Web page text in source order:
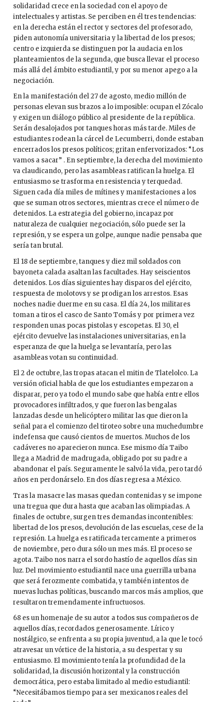
solidaridad crece en la sociedad con el apoyo de
intelectuales y artistas. Se perciben en él tres tendencias:
en la derecha están el rector y sectores del profesorado,
piden autonomía universitaria y la libertad de los presos;
centro e izquierda se distinguen por la audacia en los
planteamientos de la segunda, que busca llevar el proceso
más allá del ámbito estudiantil, y por su menor apego a la
negociación.
En la manifestación del 27 de agosto, medio millón de
personas elevan sus brazos a lo imposible: ocupan el Zócalo
y exigen un diálogo público al presidente de la república.
Serán desalojados por tanques horas más tarde. Miles de
estudiantes rodean la cárcel de Lecumberri, donde estaban
encerrados los presos políticos; gritan enfervorizados: “Los
vamos a sacar” . En septiembre, la derecha del movimiento
va claudicando, pero las asambleas ratifican la huelga. El
entusiasmo se trasforma en resistencia y terquedad.
Siguen cada día miles de mítines y manifestaciones a los
que se suman otros sectores, mientras crece el número de
detenidos. La estrategia del gobierno, incapaz por
naturaleza de cualquier negociación, sólo puede ser la
represión, y se espera un golpe, aunque nadie pensaba que
sería tan brutal.
El 18 de septiembre, tanques y diez mil soldados con
bayoneta calada asaltan las facultades. Hay seiscientos
detenidos. Los días siguientes hay disparos del ejército,
respuesta de molotovs y se prodigan los arrestos. Esas
noches nadie duerme en su casa. El día 24, los militares
toman a tiros el casco de Santo Tomás y por primera vez
responden unas pocas pistolas y escopetas. El 30, el
ejército devuelve las instalaciones universitarias, en la
esperanza de que la huelga se levantaría, pero las
asambleas votan su continuidad.
El 2 de octubre, las tropas atacan el mitin de Tlatelolco. La
versión oficial habla de que los estudiantes empezaron a
disparar, pero ya todo el mundo sabe que había entre ellos
provocadores infiltrados, y que fueron las bengalas
lanzadas desde un helicóptero militar las que dieron la
señal para el comienzo del tiroteo sobre una muchedumbre
indefensa que causó cientos de muertos. Muchos de los
cadáveres no aparecieron nunca. Ese mismo día Taibo
llega a Madrid de madrugada, obligado por su padre a
abandonar el país. Seguramente le salvó la vida, pero tardó
años en perdonárselo. En dos días regresa a México.
Tras la masacre las masas quedan contenidas y se impone
una tregua que dura hasta que acaban las olimpiadas. A
finales de octubre, surgen tres demandas incontenibles:
libertad de los presos, devolución de las escuelas, cese de la
represión. La huelga es ratificada tercamente a primeros
de noviembre, pero dura sólo un mes más. El proceso se
agota. Taibo nos narra el sordo hastío de aquellos días sin
luz. Del movimiento estudiantil nace una guerrilla urbana
que será ferozmente combatida, y también intentos de
nuevas luchas políticas, buscando marcos más amplios, que
resultaron tremendamente infructuosos.
68 es un homenaje de su autor a todos sus compañeros de
aquellos días, recordados generosamente. Lírico y
nostálgico, se enfrenta a su propia juventud, a la que le tocó
atravesar un vórtice de la historia, a su despertar y su
entusiasmo. El movimiento tenía la profundidad de la
solidaridad, la discusión horizontal y la construcción
democrática, pero estaba limitado al medio estudiantil:
“Necesitábamos tiempo para ser mexicanos reales del